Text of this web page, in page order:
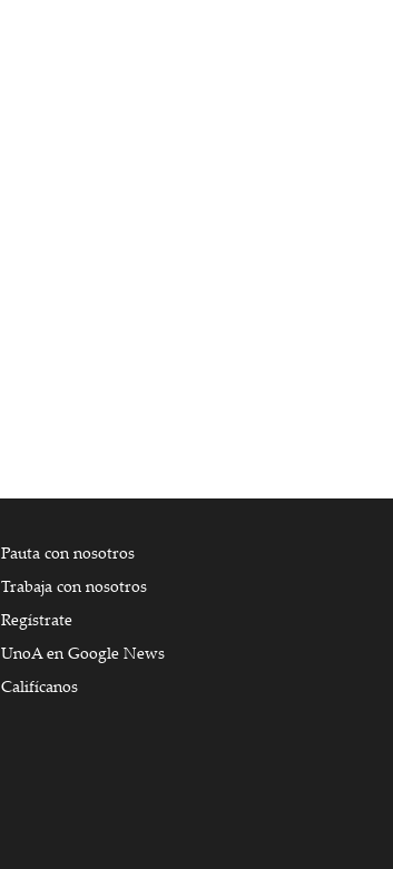
Pauta con nosotros
Trabaja con nosotros
Regístrate
UnoA en Google News
Califícanos